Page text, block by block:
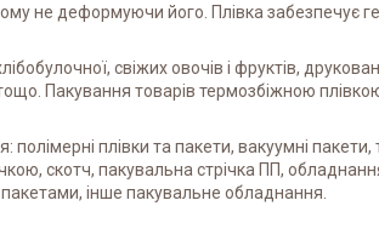
не деформуючи його. Плівка забезпечує
свіжих овочів і фруктів,
Пакування товарів термозбіжною
полімерні плівки та пакети, вакуумні
скотч, пакувальна стрічка ПП,
інше пакувальне обладнання.